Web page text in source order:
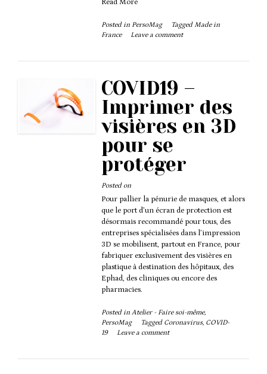
Read More
Posted in PersoMag TaggedMade in
France
Leave a comment
COVID19 –
Imprimer des
visières en 3D
pour se
protéger
Posted on
Pour pallier la pénurie de masques, et alors
que le port d’un écran de protection est
désormais recommandé pour tous, des
entreprises spécialisées dans l’impression
3D se mobilisent, partout en France, pour
fabriquer exclusivement des visières en
plastique à destination des hôpitaux, des
Ephad, des cliniques ou encore des
pharmacies.
Posted in Atelier - Faire soi-même,
PersoMag
Tagged Coronavirus, COVID-
19
Leave a comment